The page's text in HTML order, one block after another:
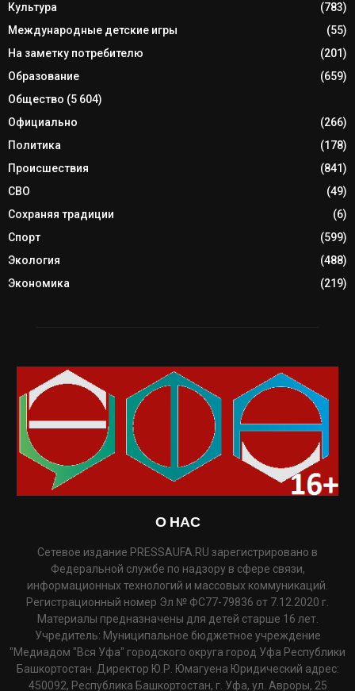
Культура
(783)
Международные детские игры
(55)
На заметку потребителю
(201)
Образование
(659)
Общество (5 604)
Официально
(266)
Политика
(178)
Происшествия
(841)
СВО
(49)
Сохраняя традиции
(6)
Спорт
(599)
Экология
(488)
Экономика
(219)
О НАС
Сетевое издание PRESSAUFA.RU зарегистрировано в
Федеральной службе по надзору в сфере связи,
информационных технологий и массовых коммуникаций.
Регистрационный номер Эл № ФС77-79836 от 7.12.2020 г.
Материалы предназначены для детей старше 16 лет.
Учредитель: Муниципальное бюджетное учреждение
"Медиадом "Вся Уфа" городского округа город Уфа Республики
Башкортостан. Директор Ю.Р. Юмагуена Юридический адрес:
450092, Республика Башкортостан, г. Уфа, ул. Авроры, 25